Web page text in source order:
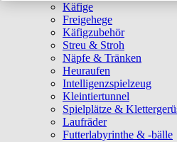
Käfige
Freigehege
Käfigzubehör
Streu & Stroh
Näpfe & Tränken
Heuraufen
Intelligenzspielzeug
Kleintiertunnel
Spielplätze &
Laufräder
Futterlabyrinthe & -bälle